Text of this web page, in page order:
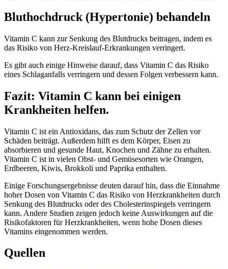
Bluthochdruck (Hypertonie) behandeln
Vitamin C kann zur Senkung des Blutdrucks beitragen, indem es
das Risiko von Herz-Kreislauf-Erkrankungen verringert.
Es gibt auch einige Hinweise darauf, dass Vitamin C das Risiko
eines Schlaganfalls verringern und dessen Folgen verbessern kann.
Fazit: Vitamin C kann bei einigen
Krankheiten helfen.
Vitamin C ist ein Antioxidans, das zum Schutz der Zellen vor
Schäden beiträgt. Außerdem hilft es dem Körper, Eisen zu
absorbieren und gesunde Haut, Knochen und Zähne zu erhalten.
Vitamin C ist in vielen Obst- und Gemüsesorten wie Orangen,
Erdbeeren, Kiwis, Brokkoli und Paprika enthalten.
Einige Forschungsergebnisse deuten darauf hin, dass die Einnahme
hoher Dosen von Vitamin C das Risiko von Herzkrankheiten durch
Senkung des Blutdrucks oder des Cholesterinspiegels verringern
kann. Andere Studien zeigen jedoch keine Auswirkungen auf die
Risikofaktoren für Herzkrankheiten, wenn hohe Dosen dieses
Vitamins eingenommen werden.
Quellen